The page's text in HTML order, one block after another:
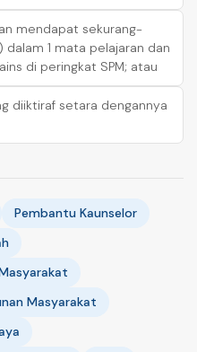
mendapat sekurang-
dalam 1 mata pelajaran dan
di peringkat SPM; atau
diiktiraf setara dengannya
Pembantu Kaunselor
Masyarakat